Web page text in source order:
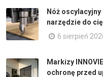
Nóż oscylacyjny
narzędzie do
6 sierpień
Markizy
ochronę przed